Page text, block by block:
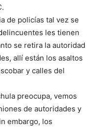
de policías tal vez se
les tienen
se retira la autoridad
allí están los asaltos
y calles del
preocupa, vemos
de autoridades y
embargo, los